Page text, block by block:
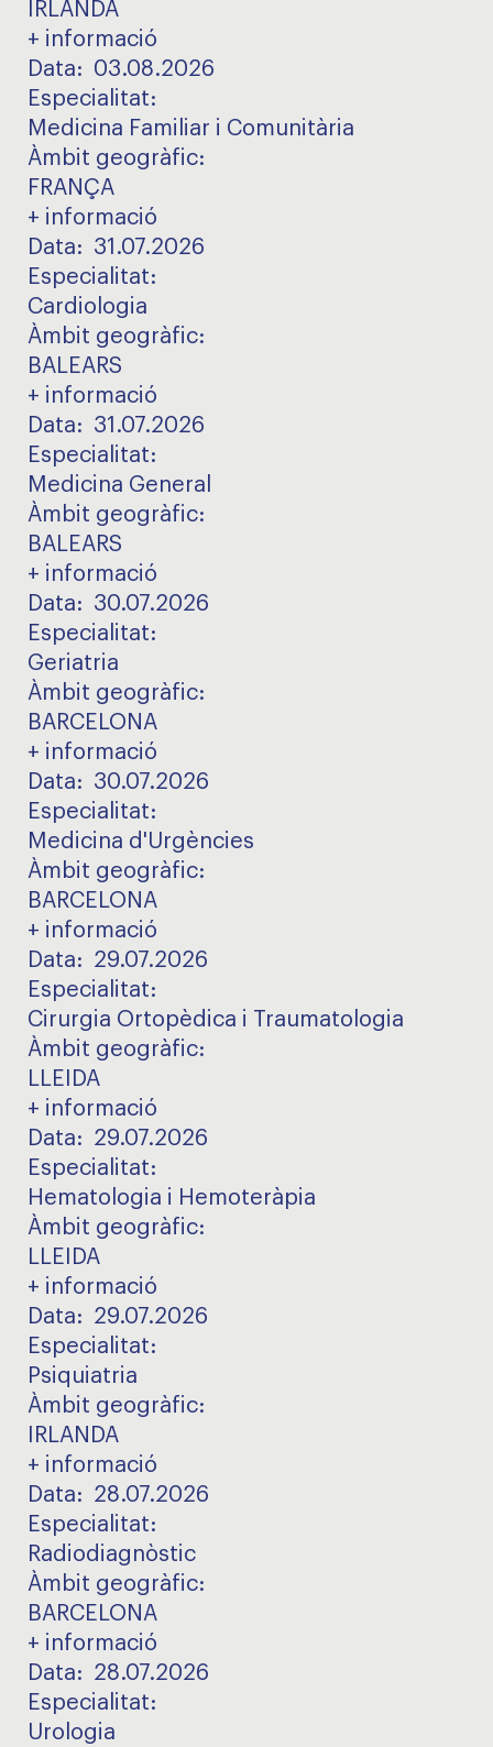
IRLANDA
+ informació
Data: 03.08.2026
Especialitat:
Medicina Familiar i Comunitària
Àmbit geogràfic:
FRANÇA
+ informació
Data: 31.07.2026
Especialitat:
Cardiologia
Àmbit geogràfic:
BALEARS
+ informació
Data: 31.07.2026
Especialitat:
Medicina General
Àmbit geogràfic:
BALEARS
+ informació
Data: 30.07.2026
Especialitat:
Geriatria
Àmbit geogràfic:
BARCELONA
+ informació
Data: 30.07.2026
Especialitat:
Medicina d'Urgències
Àmbit geogràfic:
BARCELONA
+ informació
Data: 29.07.2026
Especialitat:
Cirurgia Ortopèdica i Traumatologia
Àmbit geogràfic:
LLEIDA
+ informació
Data: 29.07.2026
Especialitat:
Hematologia i Hemoteràpia
Àmbit geogràfic:
LLEIDA
+ informació
Data: 29.07.2026
Especialitat:
Psiquiatria
Àmbit geogràfic:
IRLANDA
+ informació
Data: 28.07.2026
Especialitat:
Radiodiagnòstic
Àmbit geogràfic:
BARCELONA
+ informació
Data: 28.07.2026
Especialitat:
Urologia